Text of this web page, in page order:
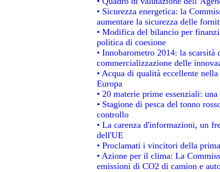
• Sicurezza energetica: la
aumentare la sicurezza delle
• Modifica del bilancio per
politica di coesione
• Innobarometro 2014: la
commercializzazione delle
• Acqua di qualità eccellente
Europa
• 20 materie prime essenziali:
• Stagione di pesca del tonno
controllo
• La carenza d'informazioni, un
dell'UE
• Proclamati i vincitori della
• Azione per il clima: La
emissioni di CO2 di camion e